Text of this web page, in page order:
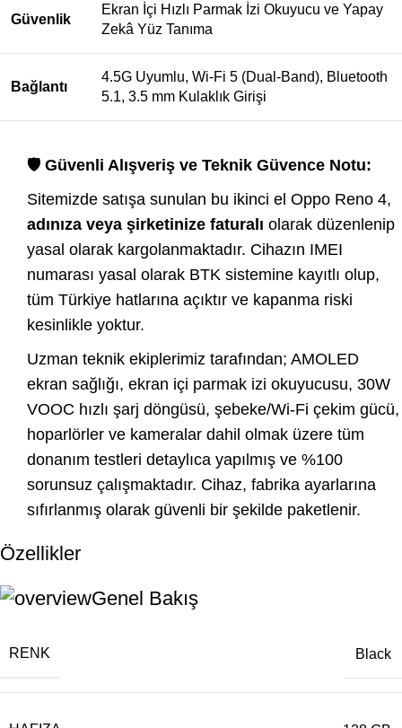
Güvenlik
Ekran İçi Hızlı Parmak İzi Okuyucu ve Yapay
Zekâ Yüz Tanıma
Bağlantı
4.5G Uyumlu, Wi-Fi 5 (Dual-Band), Bluetooth
5.1, 3.5 mm Kulaklık Girişi
🛡️ Güvenli Alışveriş ve Teknik Güvence Notu:
Sitemizde satışa sunulan bu ikinci el Oppo Reno 4,
adınıza veya şirketinize faturalı olarak düzenlenip
yasal olarak kargolanmaktadır. Cihazın IMEI
numarası yasal olarak BTK sistemine kayıtlı olup,
tüm Türkiye hatlarına açıktır ve kapanma riski
kesinlikle yoktur.
Uzman teknik ekiplerimiz tarafından; AMOLED
ekran sağlığı, ekran içi parmak izi okuyucusu, 30W
VOOC hızlı şarj döngüsü, şebeke/Wi-Fi çekim gücü,
hoparlörler ve kameralar dahil olmak üzere tüm
donanım testleri detaylıca yapılmış ve %100
sorunsuz çalışmaktadır. Cihaz, fabrika ayarlarına
sıfırlanmış olarak güvenli bir şekilde paketlenir.
Özellikler
Genel Bakış
RENK Black